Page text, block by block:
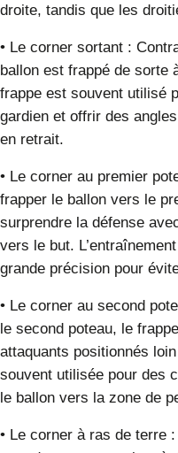
droite, tandis que les
• Le corner sortant :
ballon est frappé de sorte
frappe est souvent utilisé
gardien et offrir des
en retrait.
• Le corner au premier
frapper le ballon vers le
surprendre la défense
vers le but.
grande précision pour
• Le corner au second
le second poteau, le
attaquants positionnés
souvent utilisée pour des
le ballon vers la zone de
• Le corner à ras de terre :